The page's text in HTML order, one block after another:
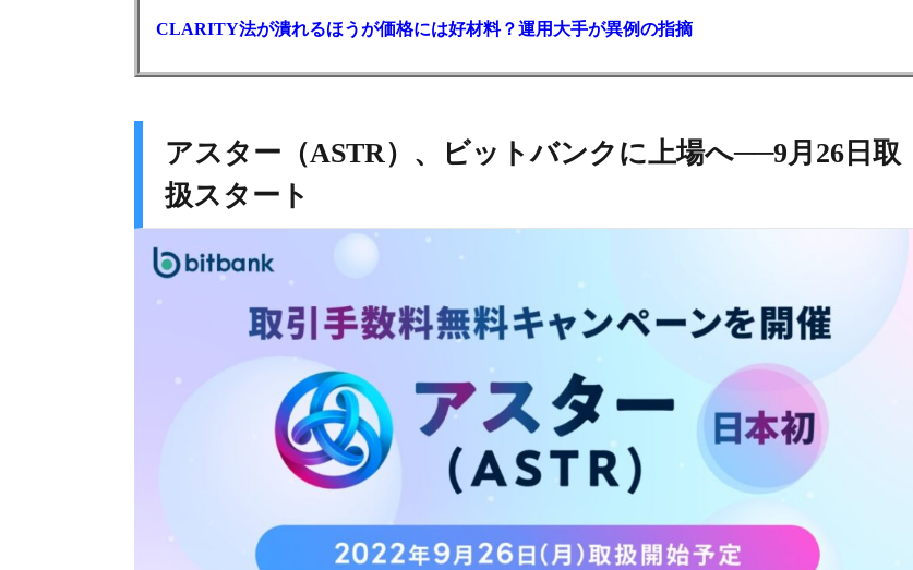
CLARITY法が潰れるほうが価格には好材料？運用大手が異例の指摘
アスター（ASTR）、ビットバンクに上場へ──9月26日取
扱スタート